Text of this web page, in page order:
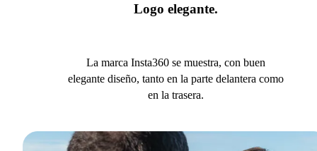
Logo elegante.
La marca Insta360 se muestra, con buen
elegante diseño, tanto en la parte delantera como
en la trasera.